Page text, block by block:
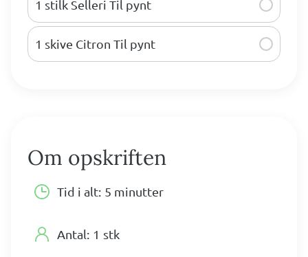
1 stilk Selleri Til pynt
1 skive Citron Til pynt
Om opskriften
Tid i alt: 5 minutter
Antal: 1 stk